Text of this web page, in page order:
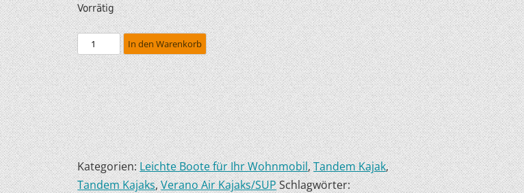
SPRITZDECKEN/
LUKENDECKEL
RAM ZUBEHÖR
HOBIE KAJAKS
ELEKTROMOTORE
Vorrätig
In den Warenkorb
Kategorien:Leichte Boote für Ihr Wohnmobil,Tandem Kajak,
Tandem Kajaks,Verano Air Kajaks/SUPSchlagwörter: